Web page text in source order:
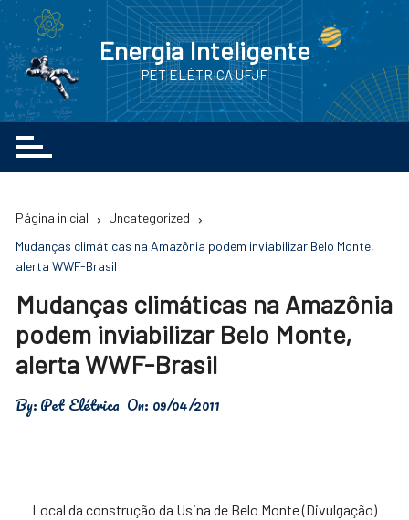
Ir
conteúdo
Energia Inteligente
PET ELÉTRICA UFJF
Página inicial
Uncategorized
Mudanças climáticas na Amazônia podem inviabilizar Belo Monte,
alerta WWF-Brasil
Mudanças climáticas na Amazônia
podem inviabilizar Belo Monte,
alerta WWF-Brasil
By:Pet Elétrica On: 09/04/2011
Local da construção da Usina de Belo Monte (Divulgação)